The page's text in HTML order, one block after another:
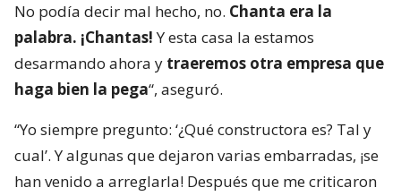
No podía decir mal hecho, no. Chanta era la
palabra. ¡Chantas!Y esta casa la estamos
desarmando ahora y traeremos otra empresa que
haga bien la pega“, aseguró.
“Yo siempre pregunto: ‘¿Qué constructora es? Tal y
cual’. Y algunas que dejaron varias embarradas, ¡se
han venido a arreglarla! Después que me criticaron